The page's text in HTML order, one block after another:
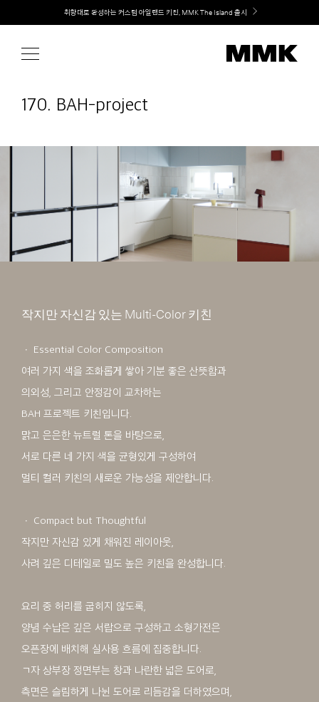
content
Welcome! 신규 회원가입 시 MMK Shop Coupon (총 60만원) 지급
취향대로 완성하는 커스텀 아일랜드 키친, MMK The Island 출시
170. BAH-project
작지만 자신감 있는 Multi-Color 키친
ㆍ Essential Color Composition
여러 가지 색을 조화롭게 쌓아 기분 좋은 산뜻함과
의외성, 그리고 안정감이 교차하는
BAH 프로젝트 키친입니다.
맑고 은은한 뉴트럴 톤을 바탕으로,
서로 다른 네 가지 색을 균형있게 구성하여
멀티 컬러 키친의 새로운 가능성을 제안합니다.
ㆍ Compact but Thoughtful
작지만 자신감 있게 채워진 레이아웃,
사려 깊은 디테일로 밀도 높은 키친을 완성합니다.
요리 중 허리를 굽히지 않도록,
양념 수납은 깊은 서랍으로 구성하고 소형가전은
오픈장에 배치해 실사용 흐름에 집중합니다.
ㄱ자 상부장 정면부는 창과 나란한 넓은 도어로,
측면은 슬림하게 나뉜 도어로 리듬감을 더하였으며,